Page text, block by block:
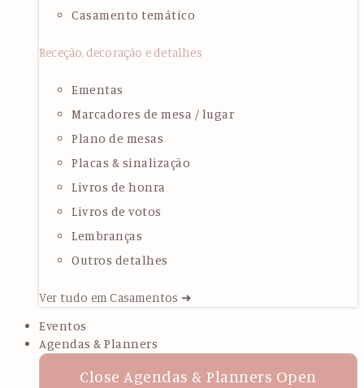
Casamento temático
Receção, decoração e detalhes
Ementas
Marcadores de mesa / lugar
Plano de mesas
Placas & sinalização
Livros de honra
Livros de votos
Lembranças
Outros detalhes
Ver tudo em Casamentos ➜
Eventos
Agendas & Planners
Close Agendas & Planners Open